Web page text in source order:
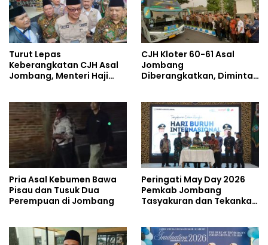
Turut Lepas
Keberangkatan CJH Asal
Jombang, Menteri Haji
CJH Kloter 60-61 Asal
Jombang
Diberangkatkan, Diminta
Pria Asal Kebumen Bawa
Pisau dan Tusuk Dua
Perempuan di Jombang
Peringati May Day 2026
Pemkab Jombang
Tasyakuran dan Tekankan